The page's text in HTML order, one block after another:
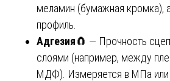
меламин (бумажная кромка),
профиль.
Адгезия🧲 — Прочность
слоями (например, между
МДФ). Измеряется в МПа